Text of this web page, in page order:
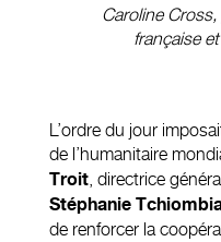
Caroline
française
L’ordre du jour
de l’humanitaire
Troit, directrice
Stéphanie
de renforcer la